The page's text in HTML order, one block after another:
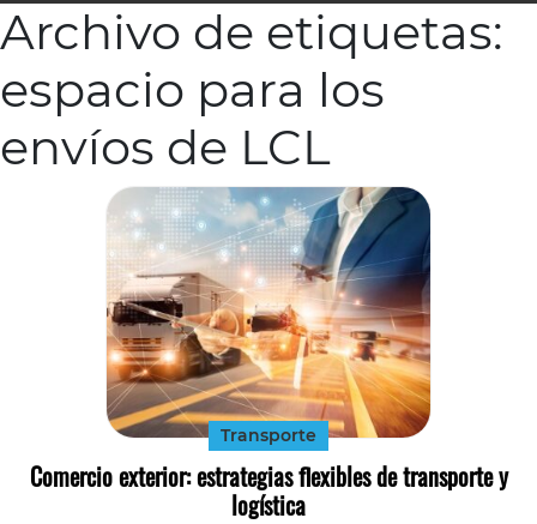
Archivo de etiquetas:
espacio para los
envíos de LCL
Transporte
Comercio exterior: estrategias flexibles de transporte y
logística